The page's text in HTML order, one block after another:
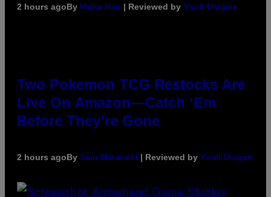
2 hours agoBy Maha Haq | Reviewed by Ysolt Usigan
Two Pokemon TCG Restocks Are
Live On Amazon—Catch ‘Em
Before They’re Gone
2 hours agoBy Sam Watanuki | Reviewed by Ysolt Usigan